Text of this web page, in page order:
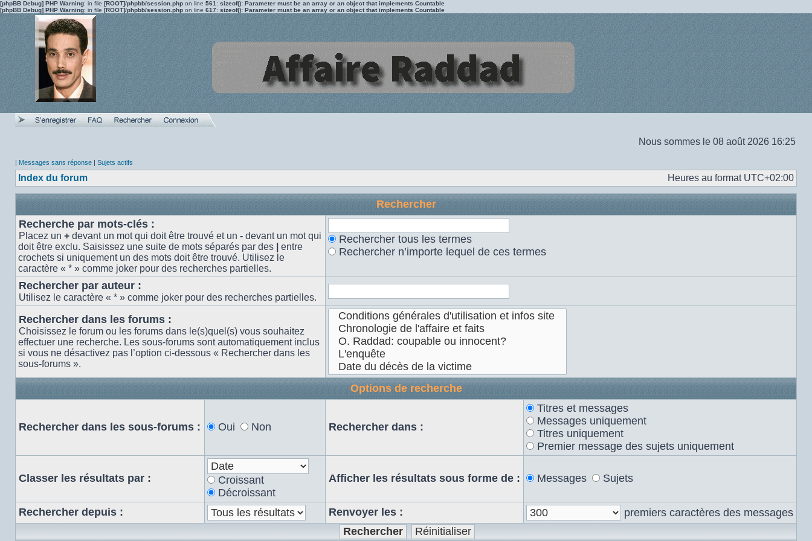
[phpBB Debug] PHP Warning: in file [ROOT]/phpbb/session.php on line 561 : sizeof(): Parameter must be an array or an object that implements Countable
[phpBB Debug] PHP Warning: in file [ROOT]/phpbb/session.php on line 617: sizeof(): Parameter must be an array or an object that implements Countable
Nous sommes le 08 août 2026 16:25
| Messages sans réponse | Sujets actifs
Index du forum Heures au format UTC+02:00
Rechercher
Recherche par mots-clés :
Placez un + devant un mot qui doit être trouvé et un - devant un mot qui
doit être exclu. Saisissez une suite de mots séparés par des
entre
crochets si uniquement un des mots doit être trouvé. Utilisez le
caractère « * » comme joker pour des recherches partielles.
Rechercher tous les termes
Rechercher n’importe lequel de ces termes
Rechercher par auteur :
Utilisez le caractère « * » comme joker pour des recherches partielles.
Rechercher dans les forums :
Choisissez le forum ou les forums dans le(s)quel(s) vous souhaitez
effectuer une recherche. Les sous-forums sont automatiquement inclus
si vous ne désactivez pas l’option ci-dessous « Rechercher dans les
sous-forums ».
Options de recherche
Rechercher dans les sous-forums : Oui Non Rechercher dans :
Titres et messages
Messages uniquement
Titres uniquement
Premier message des sujets uniquement
Classer les résultats par :
Croissant
Décroissant
Afficher les résultats sous forme de : Messages Sujets
Rechercher depuis : Renvoyer les : premiers caractères des messages